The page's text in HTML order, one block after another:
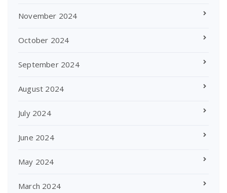
November 2024
October 2024
September 2024
August 2024
July 2024
June 2024
May 2024
March 2024